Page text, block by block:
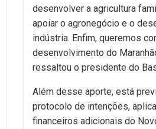
desenvolver a agricultura
apoiar o agronegócio e o
indústria. Enfim, queremos
desenvolvimento do
ressaltou o presidente do
Além desse aporte, está
protocolo de intenções,
financeiros adicionais do